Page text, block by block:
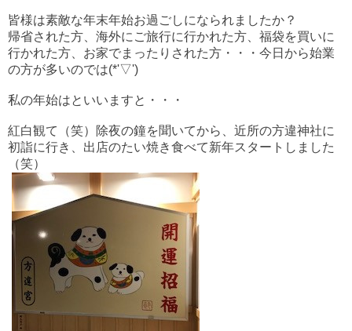
皆様は素敵な年末年始お過ごしになられましたか？
帰省された方、海外にご旅行に行かれた方、福袋を買いに
行かれた方、お家でまったりされた方・・・今日から始業
の方が多いのでは(*'▽')
私の年始はといいますと・・・
紅白観て（笑）除夜の鐘を聞いてから、近所の方違神社に
初詣に行き、出店のたい焼き食べて新年スタートしました
（笑）